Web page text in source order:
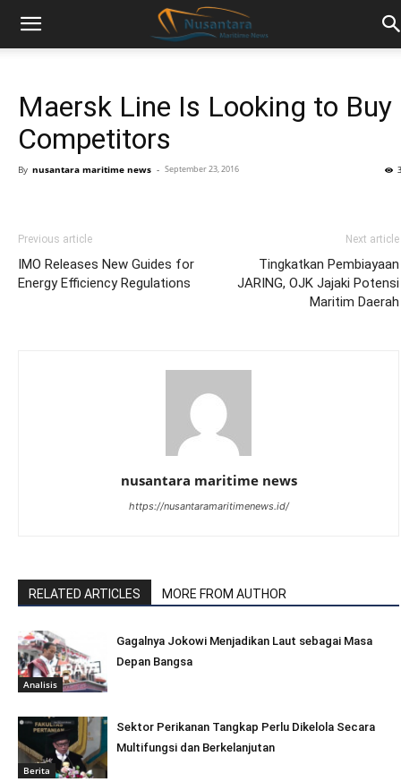
Maersk Line Is Looking to Buy
Competitors
By nusantara maritime news - September 23, 2016
Previous article
IMO Releases New Guides for
Energy Efficiency Regulations
Next article
Tingkatkan Pembiayaan
JARING, OJK Jajaki Potensi
Maritim Daerah
nusantara maritime news
https://nusantaramaritimenews.id/
RELATED ARTICLES MORE FROM AUTHOR
Analisis
Gagalnya Jokowi Menjadikan Laut sebagai Masa
Depan Bangsa
Berita
Sektor Perikanan Tangkap Perlu Dikelola Secara
Multifungsi dan Berkelanjutan